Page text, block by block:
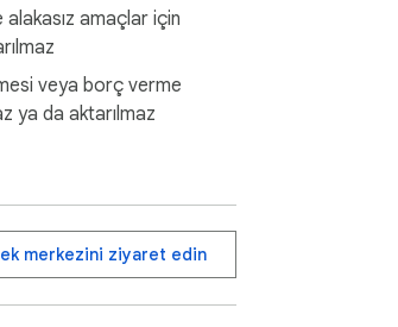
amaçlar için
veya borç verme
ya da aktarılmaz
merkezini ziyaret edin